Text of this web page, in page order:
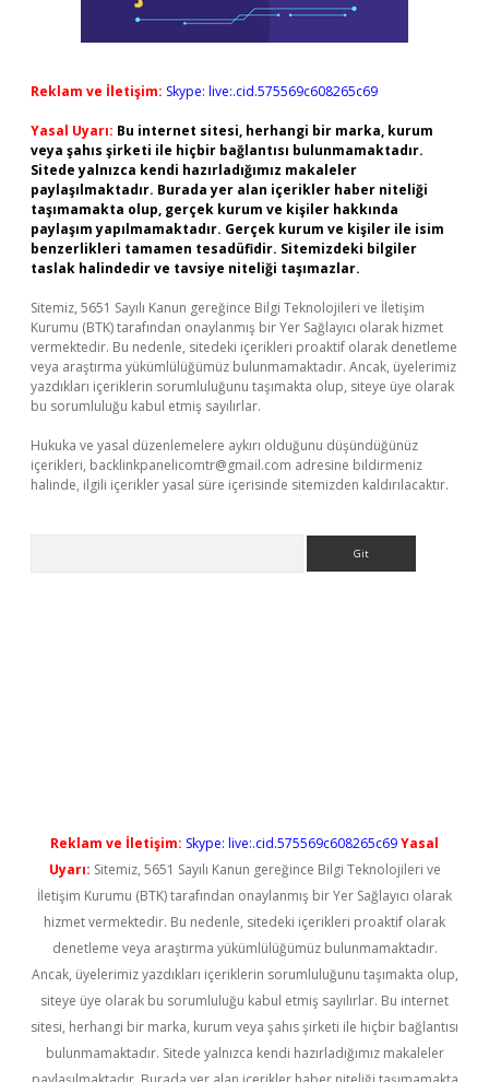
Reklam ve İletişim: Skype: live:.cid.575569c608265c69
Yasal Uyarı: Bu internet sitesi, herhangi bir marka, kurum
veya şahıs şirketi ile hiçbir bağlantısı bulunmamaktadır.
Sitede yalnızca kendi hazırladığımız makaleler
paylaşılmaktadır. Burada yer alan içerikler haber niteliği
taşımamakta olup, gerçek kurum ve kişiler hakkında
paylaşım yapılmamaktadır. Gerçek kurum ve kişiler ile isim
benzerlikleri tamamen tesadüfidir. Sitemizdeki bilgiler
taslak halindedir ve tavsiye niteliği taşımazlar.
Sitemiz, 5651 Sayılı Kanun gereğince Bilgi Teknolojileri ve İletişim
Kurumu (BTK) tarafından onaylanmış bir Yer Sağlayıcı olarak hizmet
vermektedir. Bu nedenle, sitedeki içerikleri proaktif olarak denetleme
veya araştırma yükümlülüğümüz bulunmamaktadır. Ancak, üyelerimiz
yazdıkları içeriklerin sorumluluğunu taşımakta olup, siteye üye olarak
bu sorumluluğu kabul etmiş sayılırlar.
Hukuka ve yasal düzenlemelere aykırı olduğunu düşündüğünüz
içerikleri, backlinkpanelicomtr@gmail.com adresine bildirmeniz
halinde, ilgili içerikler yasal süre içerisinde sitemizden kaldırılacaktır.
Reklam ve İletişim: Skype: live:.cid.575569c608265c69Yasal
Uyarı: Sitemiz, 5651 Sayılı Kanun gereğince Bilgi Teknolojileri ve
İletişim Kurumu (BTK) tarafından onaylanmış bir Yer Sağlayıcı olarak
hizmet vermektedir. Bu nedenle, sitedeki içerikleri proaktif olarak
denetleme veya araştırma yükümlülüğümüz bulunmamaktadır.
Ancak, üyelerimiz yazdıkları içeriklerin sorumluluğunu taşımakta olup,
siteye üye olarak bu sorumluluğu kabul etmiş sayılırlar. Bu internet
sitesi, herhangi bir marka, kurum veya şahıs şirketi ile hiçbir bağlantısı
bulunmamaktadır. Sitede yalnızca kendi hazırladığımız makaleler